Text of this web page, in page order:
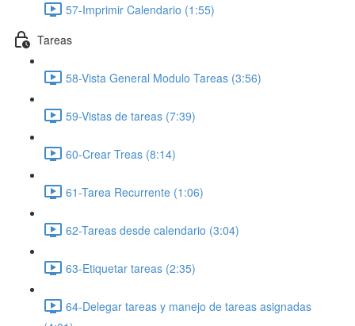
57-Imprimir Calendario (1:55)
Tareas
58-Vista General Modulo Tareas (3:56)
59-Vistas de tareas (7:39)
60-Crear Treas (8:14)
61-Tarea Recurrente (1:06)
62-Tareas desde calendario (3:04)
63-Etiquetar tareas (2:35)
64-Delegar tareas y manejo de tareas asignadas